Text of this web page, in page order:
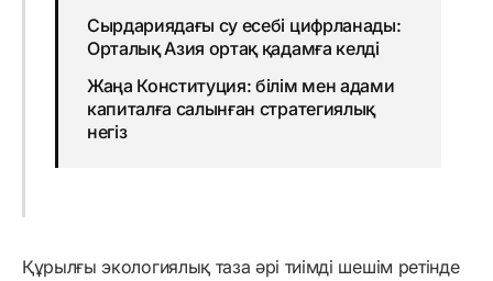
Сырдариядағы су есебі цифрланады:
Орталық Азия ортақ қадамға келді
Жаңа Конституция: білім мен адами
капиталға салынған стратегиялық
негіз
Құрылғы экологиялық таза әрі тиімді шешім ретінде